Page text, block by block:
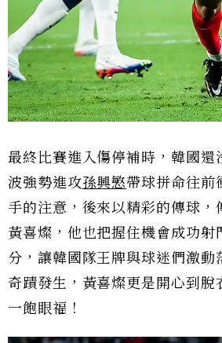
最終比賽進入傷停補時，韓國還
波強勢進攻孫興慜帶球拼命往前
手的注意，後來以精彩的傳球，
黃喜燦，他也把握住機會成功射
分，讓韓國隊王牌與球迷們激動
奇蹟發生，黃喜燦更是開心到脫
一飽眼福！